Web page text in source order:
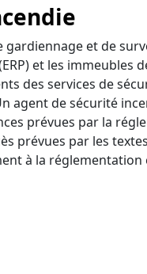
et de
et les immeubles
des services de
agent de sécurité
prévues par la
prévues par les
à la réglementation